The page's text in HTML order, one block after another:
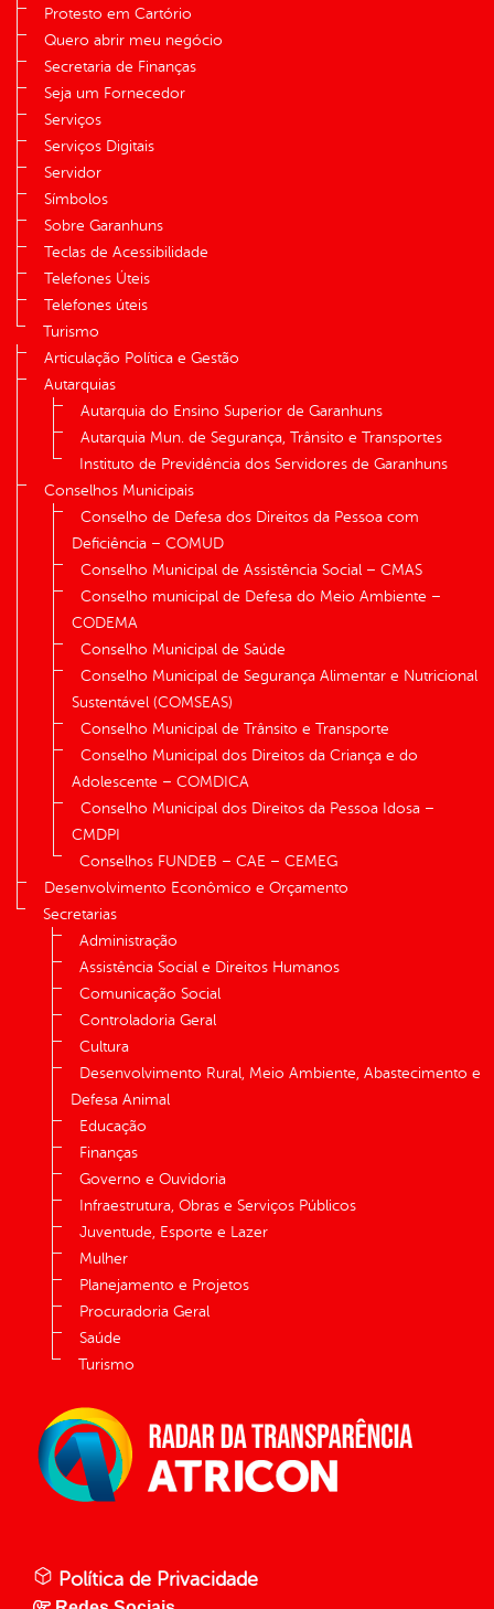
Protesto em Cartório
Quero abrir meu negócio
Secretaria de Finanças
Seja um Fornecedor
Serviços
Serviços Digitais
Servidor
Símbolos
Sobre Garanhuns
Teclas de Acessibilidade
Telefones Úteis
Telefones úteis
Turismo
Articulação Política e Gestão
Autarquias
Autarquia do Ensino Superior de Garanhuns
Autarquia Mun. de Segurança, Trânsito e Transportes
Instituto de Previdência dos Servidores de Garanhuns
Conselhos Municipais
Conselho de Defesa dos Direitos da Pessoa com
Deficiência – COMUD
Conselho Municipal de Assistência Social – CMAS
Conselho municipal de Defesa do Meio Ambiente –
CODEMA
Conselho Municipal de Saúde
Conselho Municipal de Segurança Alimentar e Nutricional
Sustentável (COMSEAS)
Conselho Municipal de Trânsito e Transporte
Conselho Municipal dos Direitos da Criança e do
Adolescente – COMDICA
Conselho Municipal dos Direitos da Pessoa Idosa –
CMDPI
Conselhos FUNDEB – CAE – CEMEG
Desenvolvimento Econômico e Orçamento
Secretarias
Administração
Assistência Social e Direitos Humanos
Comunicação Social
Controladoria Geral
Cultura
Desenvolvimento Rural, Meio Ambiente, Abastecimento e
Defesa Animal
Educação
Finanças
Governo e Ouvidoria
Infraestrutura, Obras e Serviços Públicos
Juventude, Esporte e Lazer
Mulher
Planejamento e Projetos
Procuradoria Geral
Saúde
Turismo
Política de Privacidade